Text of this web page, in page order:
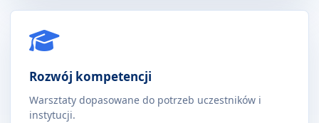
Rozwój kompetencji
Warsztaty dopasowane do potrzeb uczestników i
instytucji.